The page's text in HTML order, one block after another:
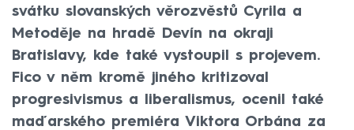
svátku slovanských věrozvěstů Cyrila a
Metoděje na hradě Devín na okraji
Bratislavy, kde také vystoupil s projevem.
Fico v něm kromě jiného kritizoval
progresivismus a liberalismus, ocenil také
maďarského premiéra Viktora Orbána za